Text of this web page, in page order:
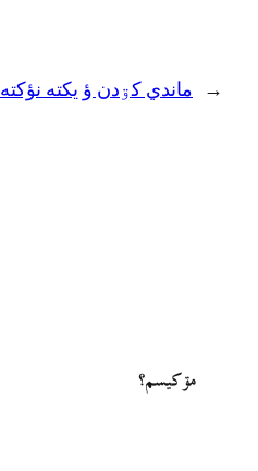
← ماندي کۊدن ؤ یکته نؤکته
مۊ کيسم؟